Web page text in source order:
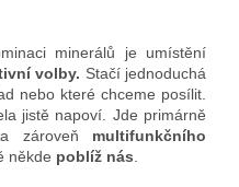
minerálů je umístění
volby. Stačí jednoduchá
nebo které chceme posílit.
jistě napoví. Jde primárně
zároveň multifunkčního
někde poblíž nás